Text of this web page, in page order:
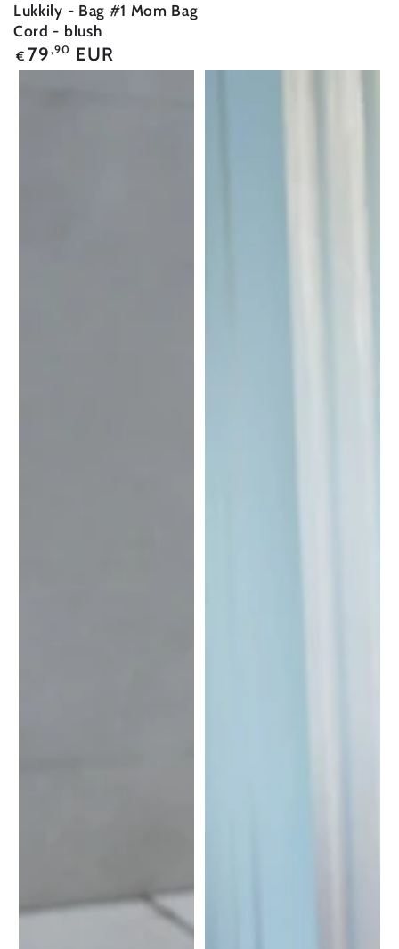
Lukkily - Bag #1 Mom Bag
Cord - blush
Regulärer
Preis
€ 79 ,90 EUR